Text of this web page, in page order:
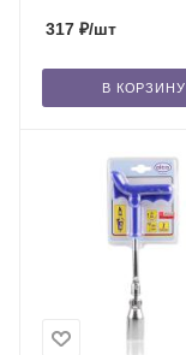
317 ₽/шт
В КОРЗИНУ